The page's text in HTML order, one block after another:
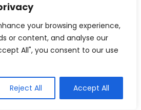
your browsing experience,
or content, and analyse our
All", you consent to our use
Reject All Accept All
quanto o Galaxy S24 Ultra
principal com capacidade
8K. Nesse quesito, o
atrás, com vídeos que
ao 4K. A câmera frontal de
é de 12MP e os dois